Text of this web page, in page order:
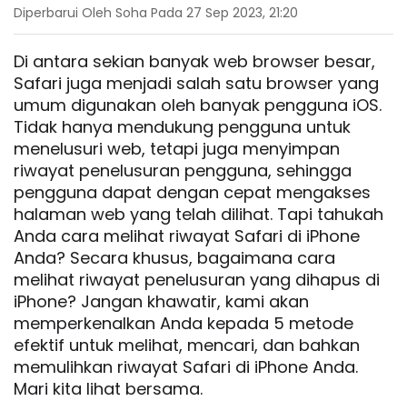
Diperbarui Oleh Soha Pada 27 Sep 2023, 21:20
Di antara sekian banyak web browser besar,
Safari juga menjadi salah satu browser yang
umum digunakan oleh banyak pengguna iOS.
Tidak hanya mendukung pengguna untuk
menelusuri web, tetapi juga menyimpan
riwayat penelusuran pengguna, sehingga
pengguna dapat dengan cepat mengakses
halaman web yang telah dilihat. Tapi tahukah
Anda cara melihat riwayat Safari di iPhone
Anda? Secara khusus, bagaimana cara
melihat riwayat penelusuran yang dihapus di
iPhone? Jangan khawatir, kami akan
memperkenalkan Anda kepada 5 metode
efektif untuk melihat, mencari, dan bahkan
memulihkan riwayat Safari di iPhone Anda.
Mari kita lihat bersama.